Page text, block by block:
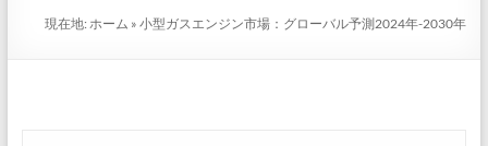
現在地:ホーム »小型ガスエンジン市場：グローバル予測2024年-2030年